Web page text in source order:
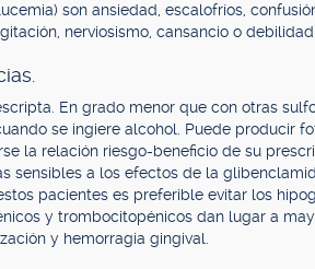
son ansiedad, escalofríos,
nerviosismo, cansancio o
En grado menor que con otras
se ingiere alcohol. Puede producir
la relación riesgo-beneficio de su
sensibles a los efectos de la
pacientes es preferible evitar los
y trombocitopénicos dan lugar a
y hemorragia gingival.